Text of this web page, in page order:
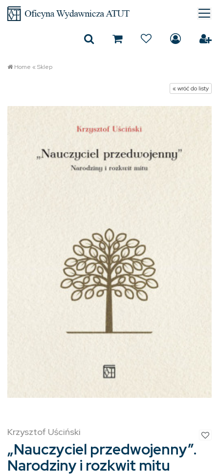
Home «Sklep
« wróć do listy
Krzysztof Uściński
„Nauczyciel przedwojenny”.
Narodziny i rozkwit mitu